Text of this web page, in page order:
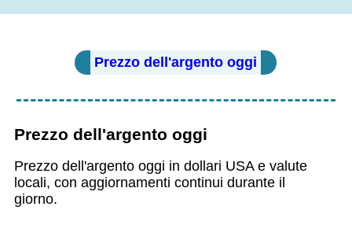
Prezzo dell'argento oggi
Prezzo dell'argento oggi
Prezzo dell'argento oggi in dollari USA e valute
locali, con aggiornamenti continui durante il
giorno.